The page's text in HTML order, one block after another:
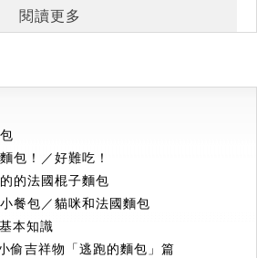
小偷刺繡，
，創造出獨一無二的作品。
的不織布玩具，新鮮感滿點，永遠玩不
可愛元素，手作內容豐富，
作的小物玩具，
、手指劇場、數字認知等多種遊戲，
探索！
閱讀更多
包！／好難吃！
的法國棍子麵包
餐包／貓咪和法國麵包
本知識
偷吉祥物「逃跑的麵包」篇